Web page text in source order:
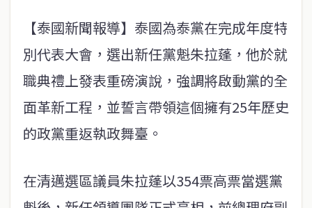
【泰國新聞報導】泰國為泰黨在完成年度特
別代表大會，選出新任黨魁朱拉蓬，他於就
職典禮上發表重磅演說，強調將啟動黨的全
面革新工程，並誓言帶領這個擁有25年歷史
的政黨重返執政舞臺。
在清邁選區議員朱拉蓬以354票高票當選黨